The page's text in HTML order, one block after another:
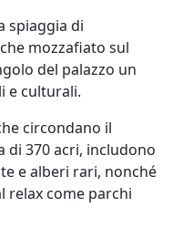
spiaggia di
mozzafiato sul
del palazzo un
e culturali.
circondano il
di 370 acri, includono
e alberi rari, nonché
relax come parchi